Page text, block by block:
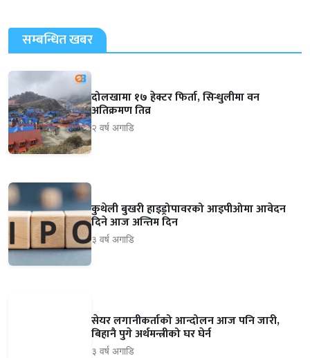
सम्बन्धित खबर
दोलखामा १७ हेक्टर फिर्ता, सिन्धुलीमा वन
अतिक्रमण तिव्र
२ वर्ष अगाडि
कुथेली बुखरी हाइड्रोपावरको आइपीओमा आवेदन
दिने आज अन्तिम दिन
३ वर्ष अगाडि
सेयर लगानीकर्ताको आन्दोलन आज पनि जारी,
बिहानै पुगे अर्थमन्त्रीको घर घेर्न
३ वर्ष अगाडि